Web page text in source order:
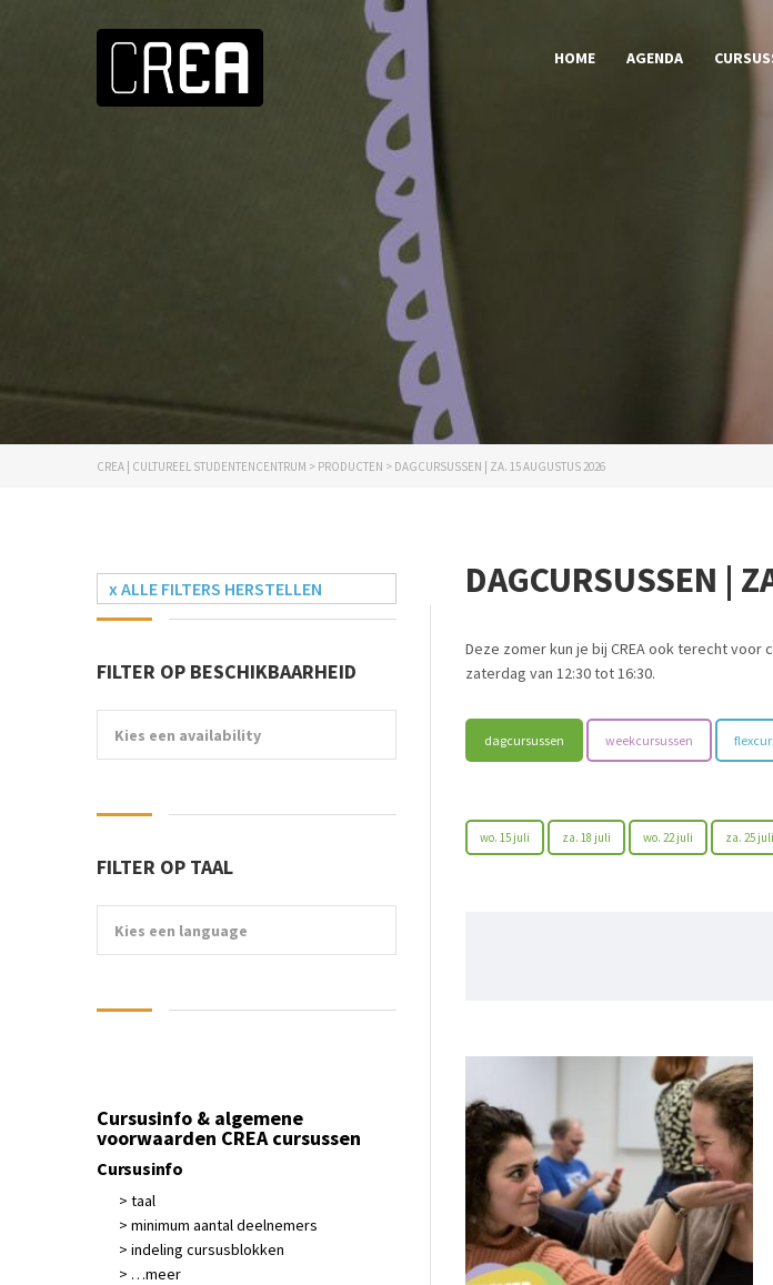
HOME AGENDA
CREA | CULTUREEL STUDENTENCENTRUM > PRODUCTEN > DAGCURSUSSEN | ZA. 15 AUGUSTUS 2026
DAGCURSUSSEN |
Deze zomer kun je bij CREA ook terecht
zaterdag van 12:30 tot 16:30.
dagcursussen weekcursussen
wo. 15 juli za. 18 juli wo. 22 juli za. 25 juli
x ALLE FILTERS HERSTELLEN
FILTER OP BESCHIKBAARHEID
Kies een availability
FILTER OP TAAL
Kies een language
Cursusinfo & algemene
voorwaarden CREA cursussen
Cursusinfo
> taal
> minimum aantal deelnemers
> indeling cursusblokken
> …meer